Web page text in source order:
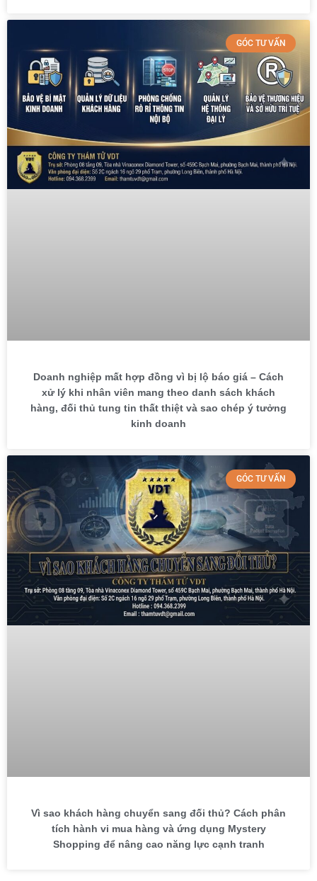
GÓC TƯ VẤN
Doanh nghiệp mất hợp đồng vì bị lộ báo giá – Cách
xử lý khi nhân viên mang theo danh sách khách
hàng, đối thủ tung tin thất thiệt và sao chép ý tưởng
kinh doanh
GÓC TƯ VẤN
Vì sao khách hàng chuyển sang đối thủ? Cách phân
tích hành vi mua hàng và ứng dụng Mystery
Shopping để nâng cao năng lực cạnh tranh